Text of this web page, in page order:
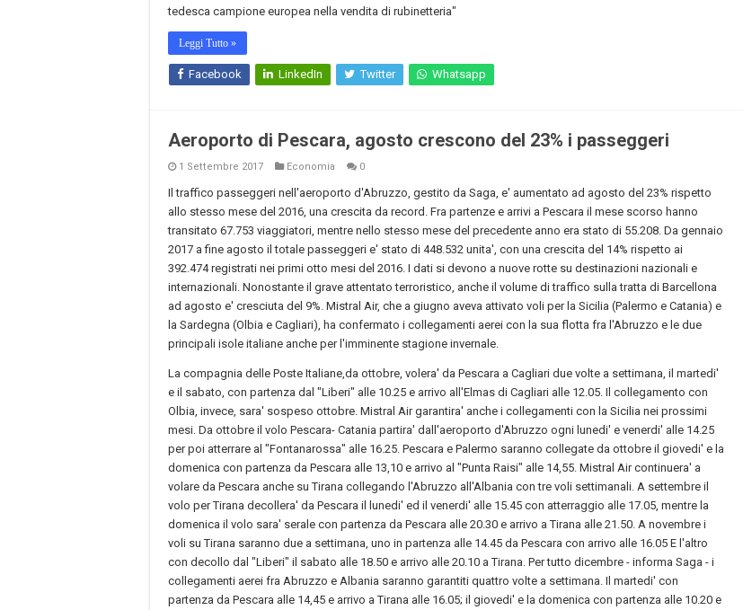
tedesca campione europea nella vendita di rubinetteria"
Leggi Tutto »
Facebook LinkedIn Twitter Whatsapp
Aeroporto di Pescara, agosto crescono del 23% i passeggeri
1 Settembre 2017 Economia 0
Il traffico passeggeri nell'aeroporto d'Abruzzo, gestito da Saga, e' aumentato ad agosto del 23% rispetto
allo stesso mese del 2016, una crescita da record. Fra partenze e arrivi a Pescara il mese scorso hanno
transitato 67.753 viaggiatori, mentre nello stesso mese del precedente anno era stato di 55.208. Da gennaio
2017 a fine agosto il totale passeggeri e' stato di 448.532 unita', con una crescita del 14% rispetto ai
392.474 registrati nei primi otto mesi del 2016. I dati si devono a nuove rotte su destinazioni nazionali e
internazionali. Nonostante il grave attentato terroristico, anche il volume di traffico sulla tratta di Barcellona
ad agosto e' cresciuta del 9%. Mistral Air, che a giugno aveva attivato voli per la Sicilia (Palermo e Catania) e
la Sardegna (Olbia e Cagliari), ha confermato i collegamenti aerei con la sua flotta fra l'Abruzzo e le due
principali isole italiane anche per l'imminente stagione invernale.
La compagnia delle Poste Italiane,da ottobre, volera' da Pescara a Cagliari due volte a settimana, il martedi'
e il sabato, con partenza dal "Liberi" alle 10.25 e arrivo all'Elmas di Cagliari alle 12.05. Il collegamento con
Olbia, invece, sara' sospeso ottobre. Mistral Air garantira' anche i collegamenti con la Sicilia nei prossimi
mesi. Da ottobre il volo Pescara- Catania partira' dall'aeroporto d'Abruzzo ogni lunedi' e venerdi' alle 14.25
per poi atterrare al "Fontanarossa" alle 16.25. Pescara e Palermo saranno collegate da ottobre il giovedi' e la
domenica con partenza da Pescara alle 13,10 e arrivo al "Punta Raisi" alle 14,55. Mistral Air continuera' a
volare da Pescara anche su Tirana collegando l'Abruzzo all'Albania con tre voli settimanali. A settembre il
volo per Tirana decollera' da Pescara il lunedi' ed il venerdi' alle 15.45 con atterraggio alle 17.05, mentre la
domenica il volo sara' serale con partenza da Pescara alle 20.30 e arrivo a Tirana alle 21.50. A novembre i
voli su Tirana saranno due a settimana, uno in partenza alle 14.45 da Pescara con arrivo alle 16.05 E l'altro
con decollo dal "Liberi" il sabato alle 18.50 e arrivo alle 20.10 a Tirana. Per tutto dicembre - informa Saga - i
collegamenti aerei fra Abruzzo e Albania saranno garantiti quattro volte a settimana. Il martedi' con
partenza da Pescara alle 14,45 e arrivo a Tirana alle 16.05; il giovedi' e la domenica con partenza alle 10.20 e